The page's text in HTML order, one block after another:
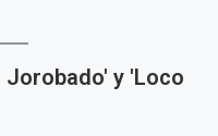
Jorobado' y 'Loco